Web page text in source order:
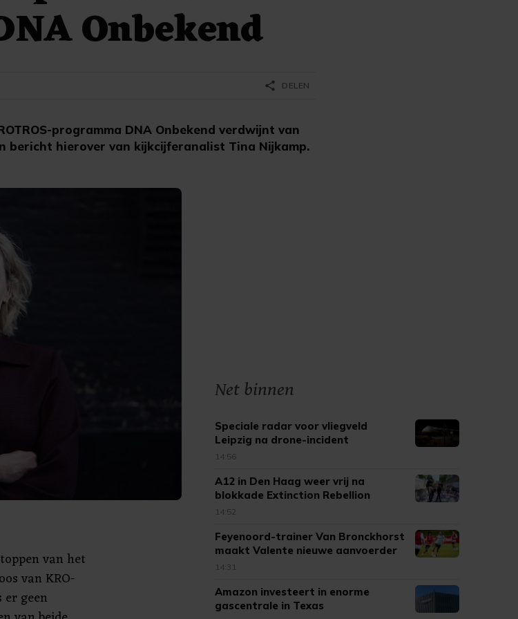
Onbekend
programma DNA Onbekend verdwijnt van
bericht hierover van kijkcijferanalist Tina Nijkamp.
share DELEN
van het
van KRO-
er geen
Net binnen
Speciale radar voor vliegveld
Leipzig na drone-incident
14:56
A12 in Den Haag weer vrij na
blokkade Extinction Rebellion
14:52
Feyenoord-trainer Van Bronckhorst
maakt Valente nieuwe aanvoerder
14:31
Amazon investeert in enorme
gascentrale in Texas